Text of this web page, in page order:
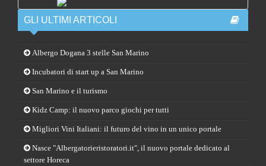
GLI ULTIMI ARTICOLI
Albergo Dogana 3 stelle San Marino
Incubatori di start up a San Marino
San Marino e il turismo
Kidz Camp: il nuovo parco giochi per tutti
Migliori Vini Italiani: il futuro del vino in un unico portale
Nasce "Albergatorieristoratori.it", il nuovo portale dedicato al
settore Horeca